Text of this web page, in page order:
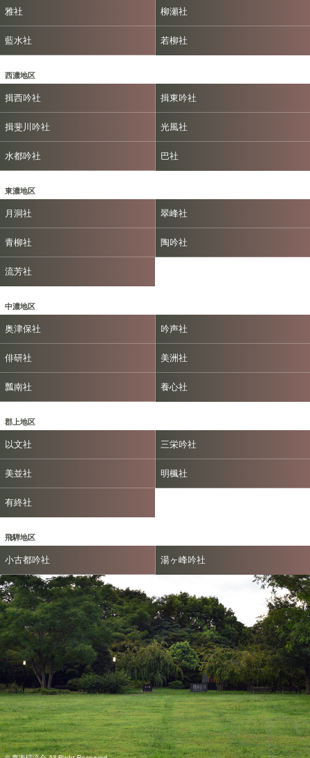
雅社 柳瀬社
藍水社 若柳社
西濃地区
揖西吟社 揖東吟社
揖斐川吟社 光風社
水都吟社 巴社
東濃地区
月洞社 翠峰社
青柳社 陶吟社
流芳社
中濃地区
奥津保社 吟声社
俳研社 美洲社
瓢南社 養心社
郡上地区
以文社 三栄吟社
美並社 明楓社
有終社
飛騨地区
小古都吟社 湯ヶ峰吟社